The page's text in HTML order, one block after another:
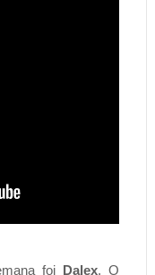
foi Dalex. O